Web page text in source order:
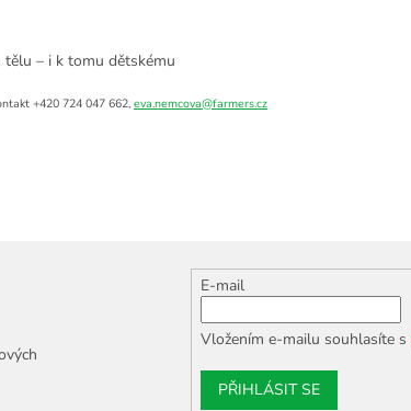
– i k tomu dětskému
+420 724 047 662, eva.nemcova@farmers.cz
E-mail
Vložením e-mailu souhlasíte s
PŘIHLÁSIT SE